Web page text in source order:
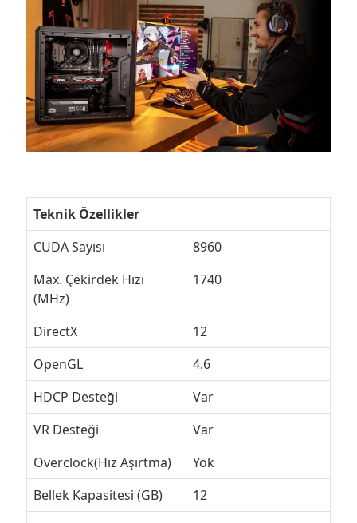
Teknik Özellikler
CUDA Sayısı
8960
Max. Çekirdek Hızı
(MHz)
1740
DirectX
12
OpenGL
4.6
HDCP Desteği
Var
VR Desteği
Var
Overclock(Hız Aşırtma)
Yok
Bellek Kapasitesi (GB)
12